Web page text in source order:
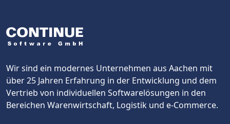
Wir sind ein modernes Unternehmen aus Aachen mit
über 25 Jahren Erfahrung in der Entwicklung und dem
Vertrieb von individuellen Softwarelösungen in den
Bereichen Warenwirtschaft, Logistik und e-Commerce.